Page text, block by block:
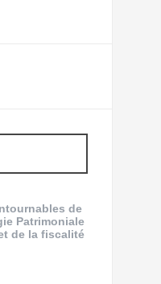
de
Patrimoniale
de la fiscalité